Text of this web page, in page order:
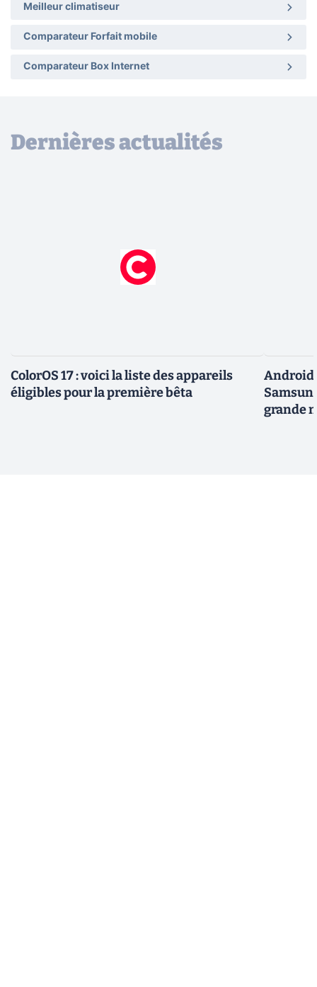
Meilleur climatiseur
Comparateur Forfait mobile
Comparateur Box Internet
Dernières actualités
ColorOS 17 : voici la liste des appareils
éligibles pour la première bêta
Android
grande